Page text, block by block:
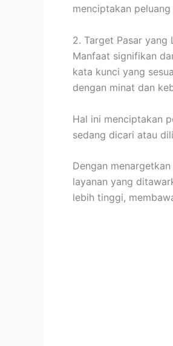
menciptakan
2. Target Pasar yang
Manfaat signifikan
kata kunci yang
dengan minat dan
Hal ini menciptakan
sedang dicari atau
Dengan
layanan yang
lebih tinggi,